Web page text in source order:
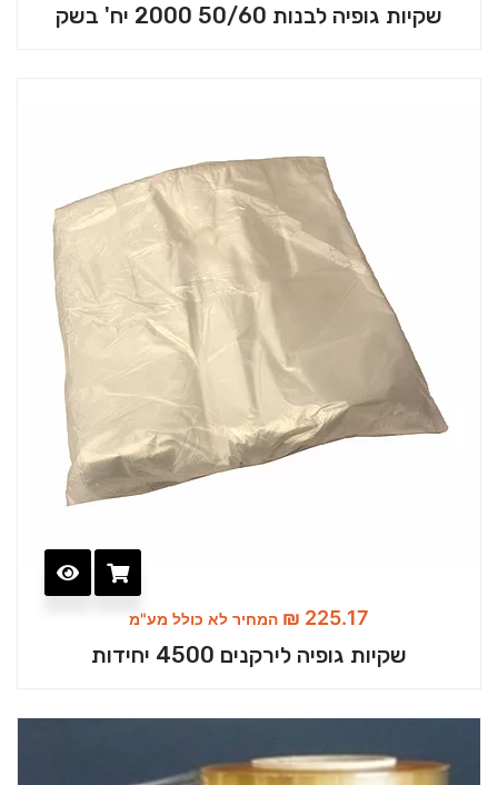
שקיות גופיה לבנות 50/60 2000 יח' בשק
₪ 225.17 המחיר לא כולל מע"מ
שקיות גופיה לירקנים 4500 יחידות